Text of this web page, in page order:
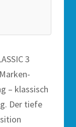
3
– klassisch
Der tiefe